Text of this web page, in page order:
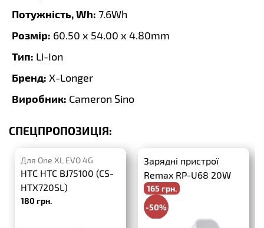
Потужність, Wh: 7.6Wh
Розмір: 60.50 x 54.00 x 4.80mm
Тип: Li-Ion
Бренд: X-Longer
Виробник: Cameron Sino
СПЕЦПРОПОЗИЦІЯ:
Для One XL EVO 4G
HTC HTC BJ75100 (CS-
HTX720SL)
180 грн.
Зарядні пристрої
Remax RP-U68 20W
PD+QC3.0
165 грн.
-50%